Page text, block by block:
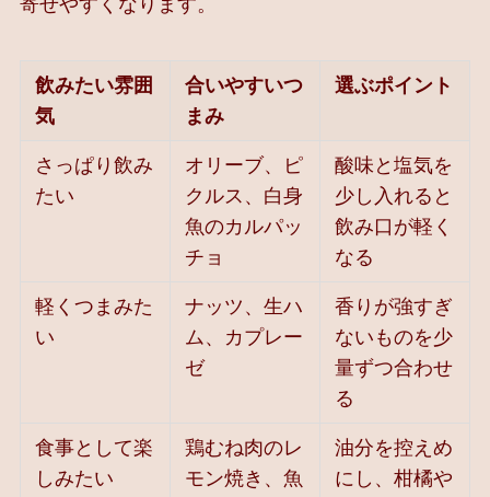
飲みたい雰囲
気
合いやすいつ
まみ
選ぶポイント
さっぱり飲み
たい
オリーブ、ピ
クルス、白身
魚のカルパッ
チョ
酸味と塩気を
少し入れると
飲み口が軽く
なる
軽くつまみた
い
ナッツ、生ハ
ム、カプレー
ゼ
香りが強すぎ
ないものを少
量ずつ合わせ
る
食事として楽
しみたい
鶏むね肉のレ
モン焼き、魚
油分を控えめ
にし、柑橘や